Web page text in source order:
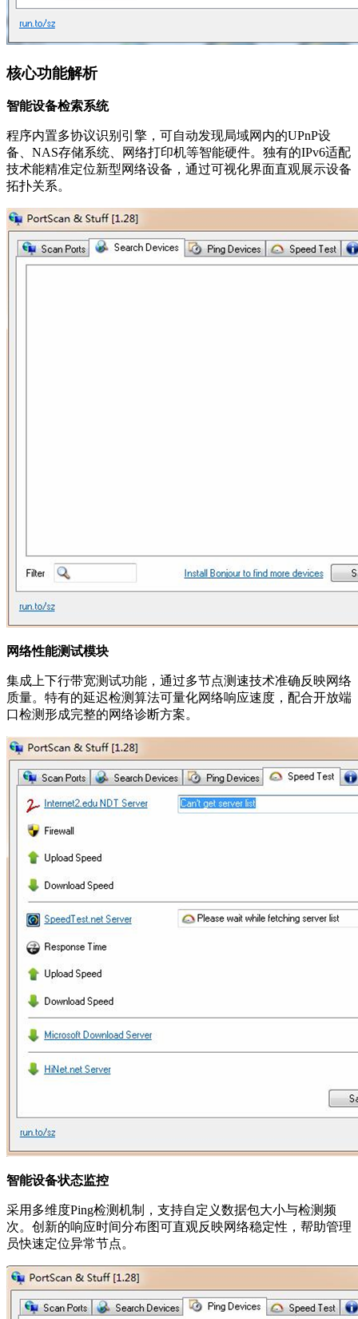
核心功能解析
智能设备检索系统
程序内置多协议识别引擎，可自动发现局域网内的UPnP设
备、NAS存储系统、网络打印机等智能硬件。独有的IPv6适配
技术能精准定位新型网络设备，通过可视化界面直观展示设备
拓扑关系。
网络性能测试模块
集成上下行带宽测试功能，通过多节点测速技术准确反映网络
质量。特有的延迟检测算法可量化网络响应速度，配合开放端
口检测形成完整的网络诊断方案。
智能设备状态监控
采用多维度Ping检测机制，支持自定义数据包大小与检测频
次。创新的响应时间分布图可直观反映网络稳定性，帮助管理
员快速定位异常节点。